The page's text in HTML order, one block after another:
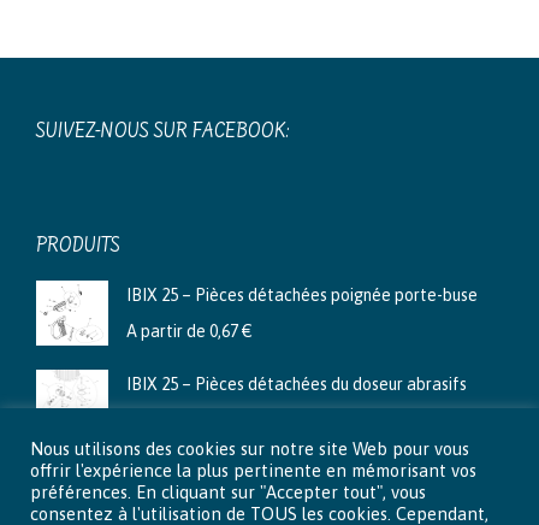
SUIVEZ-NOUS SUR FACEBOOK:
PRODUITS
IBIX 25 – Pièces détachées poignée porte-buse
A partir de 0,67€
IBIX 25 – Pièces détachées du doseur abrasifs
Ibix 9 - Pièces détachées du doseur abrasifs
A partir de2,66€
Nous utilisons des cookies sur notre site Web pour vous
offrir l'expérience la plus pertinente en mémorisant vos
préférences. En cliquant sur "Accepter tout", vous
consentez à l'utilisation de TOUS les cookies. Cependant,